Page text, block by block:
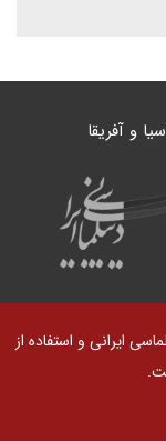
و آفریقا
ایرانی و استفاده از